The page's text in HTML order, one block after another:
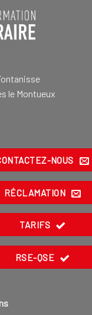
le Montueux
NOUS
RÉCLAMATION
TARIFS
RSE-QSE